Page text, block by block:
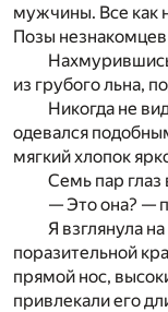
мужчины. Все как
Позы
из грубого льна,
Никогда не
одевался
мягкий хлопок
Семь пар глаз
— Это она? —
Я взглянула
поразительной
прямой нос,
привлекали его